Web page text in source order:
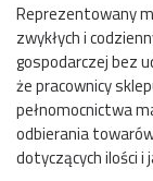
Reprezentowany
zwykłych i
gospodarczej bez
że pracownicy
pełnomocnictwa
odbierania
dotyczących ilości i